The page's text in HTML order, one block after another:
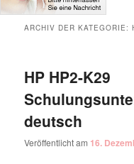
ARCHIV DER KATEGORIE:
HP HP2-K29
deutsch
Veröffentlicht am 16.